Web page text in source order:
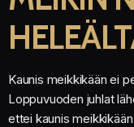
Kaunis meikkikään ei
Loppuvuoden juhlat
ettei kaunis